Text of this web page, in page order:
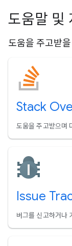
도움말 및
도움을 주고받
Stack
도움을 주고받으며
Issue
버그를 신고하거나